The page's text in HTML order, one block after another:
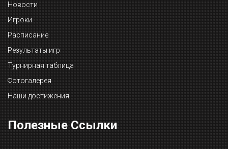
Новости
Игроки
Расписание
Результаты игр
Турнирная таблица
Фотогалерея
Наши достижения
Полезные Ссылки